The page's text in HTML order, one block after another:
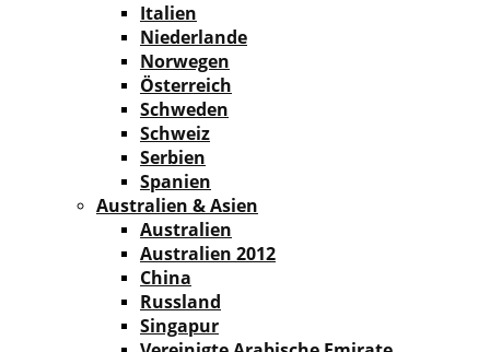
Italien
Niederlande
Norwegen
Österreich
Schweden
Schweiz
Serbien
Spanien
Australien & Asien
Australien
Australien 2012
China
Russland
Singapur